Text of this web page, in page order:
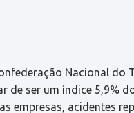
Nacional do
de ser um índice 5,9%
empresas, acidentes